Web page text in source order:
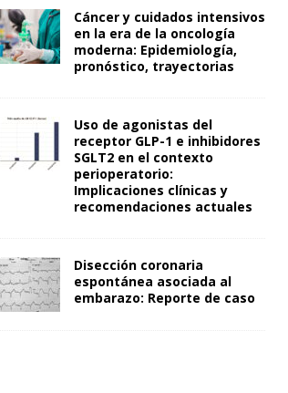
Cáncer y cuidados intensivos
en la era de la oncología
moderna: Epidemiología,
pronóstico, trayectorias
Uso de agonistas del
receptor GLP-1 e inhibidores
SGLT2 en el contexto
perioperatorio:
Implicaciones clínicas y
recomendaciones actuales
Disección coronaria
espontánea asociada al
embarazo: Reporte de caso